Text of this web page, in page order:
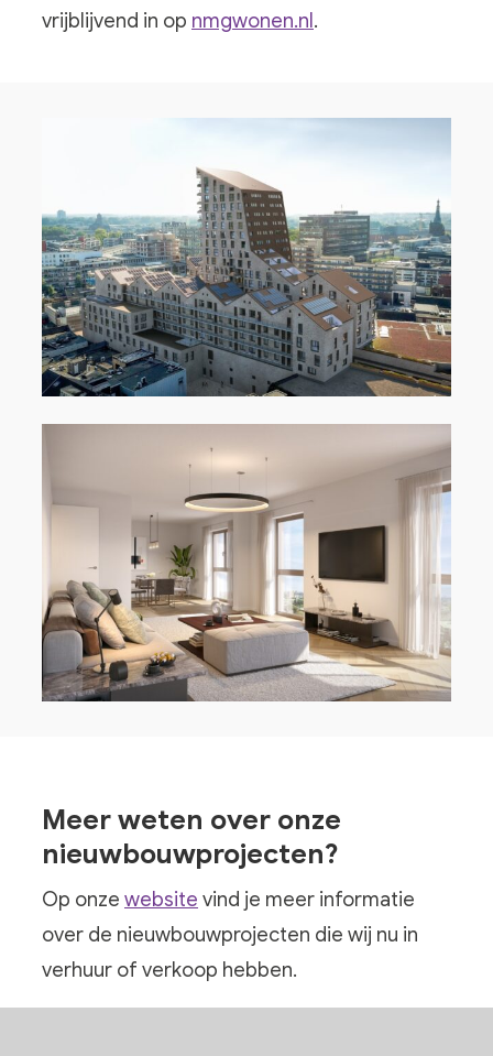
vrijblijvend in op nmgwonen.nl .
Meer weten over onze
nieuwbouwprojecten?
Op onze website vind je meer informatie
over de nieuwbouwprojecten die wij nu in
verhuur of verkoop hebben.